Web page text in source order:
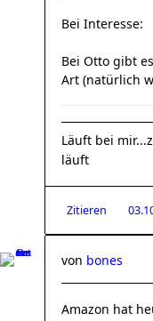
Bei Interesse:
Bei Otto gibt
Art (natürlich
Läuft bei
läuft
Zitieren
von bones
Amazon hat